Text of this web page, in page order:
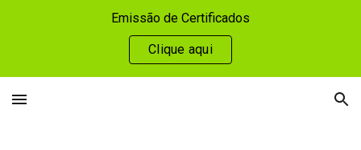
Emissão de Certificados
Clique aqui